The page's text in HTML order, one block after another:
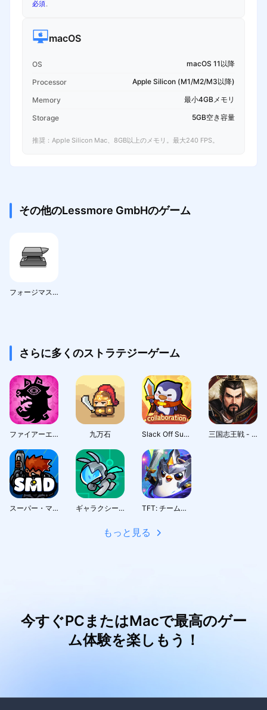
必須。
macOS
OS macOS 11以降
Processor Apple Silicon (M1/M2/M3以降)
Memory 最小4GBメモリ
Storage 5GB空き容量
推奨：Apple Silicon Mac、8GB以上のメモリ。最大240 FPS。
その他のLessmore GmbHのゲーム
フォージマスター（Forge Master)
さらに多くのストラテジーゲーム
ファイアーエムブレム シャドウズ 九万石 Slack Off Survivor 三国志王戦 - 渡邉義浩教授、絶賛の話題作
スーパー・マリーン・ディフェンス ギャラクシーガード TFT: チームファイト タクティクス
もっと見る
今すぐPCまたはMacで最高のゲー
ム体験を楽しもう！